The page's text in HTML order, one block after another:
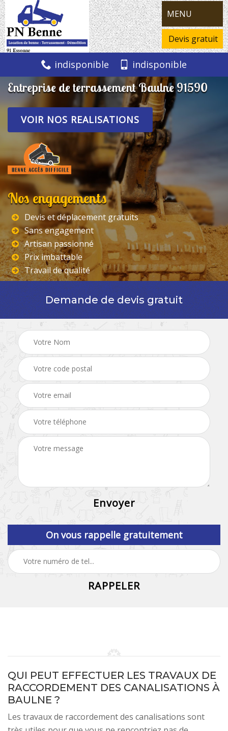
MENU
Devis gratuit
indisponible indisponible
Entreprise de terrassement Baulne 91590
VOIR NOS REALISATIONS
Nos engagements
Devis et déplacement gratuits
Sans engagement
Artisan passionné
Prix imbattable
Travail de qualité
Demande de devis gratuit
On vous rappelle gratuitement
QUI PEUT EFFECTUER LES TRAVAUX DE
RACCORDEMENT DES CANALISATIONS À
BAULNE ?
Les travaux de raccordement des canalisations sont